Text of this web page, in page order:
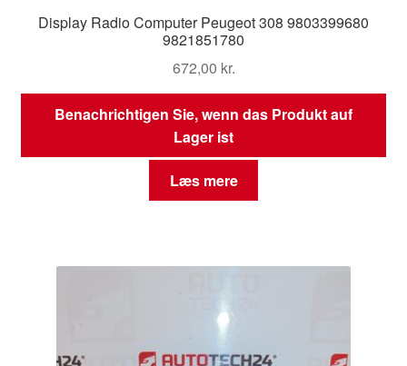
Display Radio Computer Peugeot 308 9803399680
9821851780
672,00 kr.
Benachrichtigen Sie, wenn das Produkt auf
Lager ist
Læs mere